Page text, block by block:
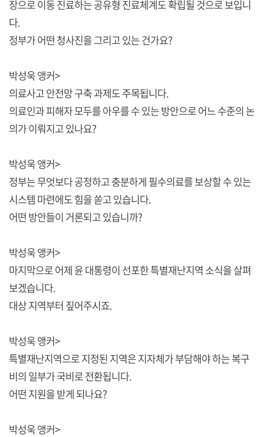
장으로 이동 진료하는 공유형 진료체계도 확립될 것으로 보입니
다.
정부가 어떤 청사진을 그리고 있는 건가요?
박성욱 앵커>
의료사고 안전망 구축 과제도 주목됩니다.
의료인과 피해자 모두를 아우를 수 있는 방안으로 어느 수준의 논
의가 이뤄지고 있나요?
박성욱 앵커>
정부는 무엇보다 공정하고 충분하게 필수의료를 보상할 수 있는
시스템 마련에도 힘을 쏟고 있습니다.
어떤 방안들이 거론되고 있습니까?
박성욱 앵커>
마지막으로 어제 윤 대통령이 선포한 특별재난지역 소식을 살펴
보겠습니다.
대상 지역부터 짚어주시죠.
박성욱 앵커>
특별재난지역으로 지정된 지역은 지자체가 부담해야 하는 복구
비의 일부가 국비로 전환됩니다.
어떤 지원을 받게 되나요?
박성욱 앵커>